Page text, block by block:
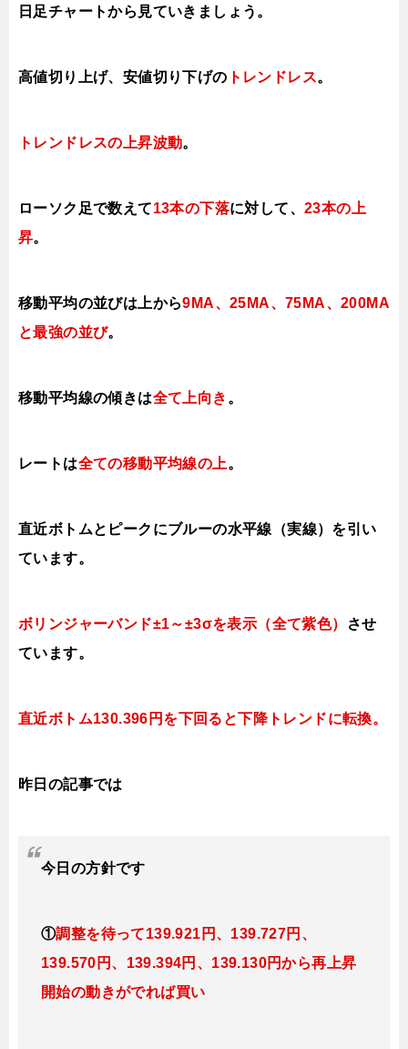
日足チャートから見ていきましょう。
高値切り上げ、安値切り下げの トレンドレス。
トレンドレスの上昇波動。
ローソク足で数えて13本の下落に対して、23本の上
昇。
移動平均の並びは上から9MA、25MA、75MA、200MA
と最強の並び。
移動平均線の傾きは全て 上向き 。
レートは全ての移動平均線の上。
直近ボトムとピークにブルーの水平線（実線）を引い
ています。
ボリンジャーバンド±1～±3σを表示（全て紫色）
させ
ています。
直近ボトム130.396円を下回ると下降トレンドに転換。
昨日の記事では
今日 の方針です
①調整を待って139.921円、139.727円、
139.570円、139.394円、139.130円から再上昇
開始の動きがでれば買い